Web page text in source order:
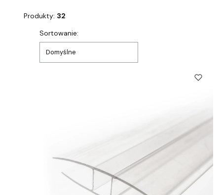
Produkty: 32
Lista produktów
Sortowanie:
Domyślne